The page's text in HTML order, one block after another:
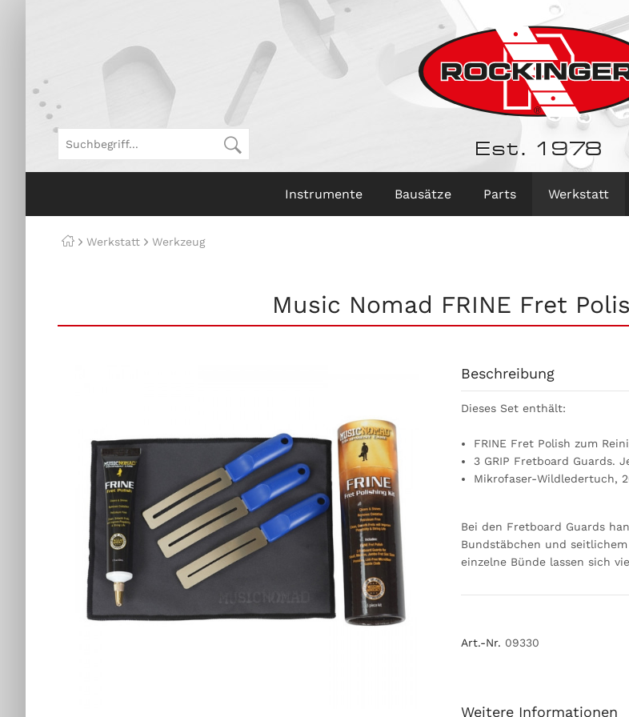
Est. 1978
Instrumente Bausätze Parts Werkstatt
Werkstatt Werkzeug
Music Nomad FRINE Fret
Art.-Nr. 09330
Beschreibung
Dieses Set enthält:
FRINE Fret Polish zum
3 GRIP Fretboard Guards.
Mikrofaser-Wildledertuch,
Bei den Fretboard Guards
Bundstäbchen und
einzelne Bünde lassen sich
Weitere Informationen